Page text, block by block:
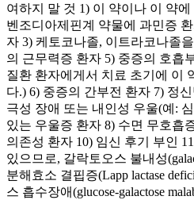
여하지 말 것 1) 이 약이나 이 약
벤조디아제핀계 약물에 과민증
자 3) 케토코나졸, 이트라코나졸
의 근무력증 환자 5) 중증의 호흡
질환 환자에게서 치료 초기에 이
다.) 6) 중증의 간부전 환자 7) 정
극성 장애 또는 내인성 우울(예:
있는 우울증 환자 8) 수면 무호흡
의존성 환자 10) 임신 후기 부인
있으므로, 갈락토오스 불내성
분해효소 결핍증(Lapp lactase
스 흡수장애(glucose-galactose